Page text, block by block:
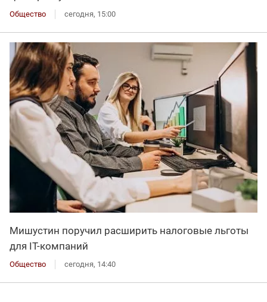
Общество сегодня, 15:00
Мишустин поручил расширить налоговые льготы
для IT-компаний
Общество сегодня, 14:40